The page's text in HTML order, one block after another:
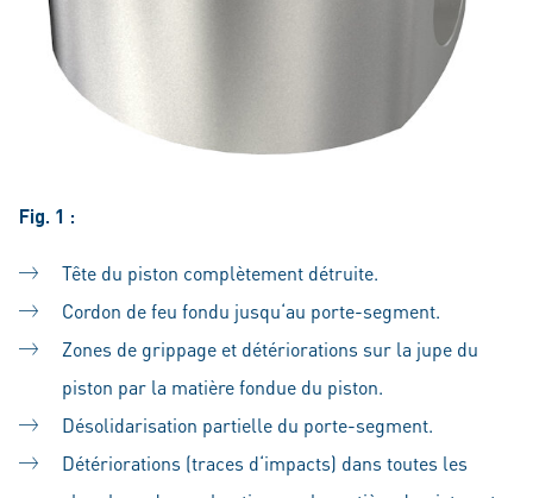
Fig. 1 :
Tête du piston complètement détruite.
Cordon de feu fondu jusqu‘au porte-segment.
Zones de grippage et détériorations sur la jupe du
piston par la matière fondue du piston.
Désolidarisation partielle du porte-segment.
Détériorations (traces d‘impacts) dans toutes les